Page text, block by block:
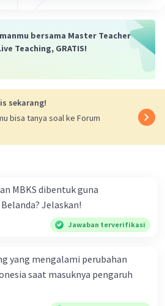
terdapat juga teori
antara para pedagang
penduduk lokal. Teori politik
Islam masuk ke Indonesia
agama oleh para penguasa
pesat di Indonesia pada abad
ini ditandai dengan berdirinya
Islam di berbagai wilayah
Samudra Pasai, Malaka,
Islam ini berperan penting
Islam di Indonesia. Mereka
mereka untuk
bersama Master Teacher
Teaching, GRATIS!
sekarang!
bisa tanya soal ke Forum
MBKS dibentuk guna
Jelaskan!
Jawaban terverifikasi
yang mengalami perubahan
saat masuknya pengaruh